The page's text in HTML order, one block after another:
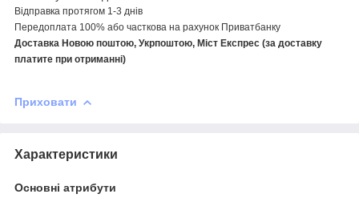
Відправка протягом 1-3 днів
Передоплата 100% або часткова на рахунок Приватбанку
Доставка Новою поштою, Укрпоштою, Міст Експрес (за доставку
платите при отриманні)
Приховати
Характеристики
Основні атрибути